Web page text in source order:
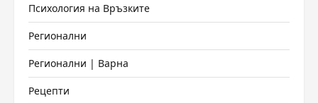
Психология на Връзките
Регионални
Регионални | Варна
Рецепти